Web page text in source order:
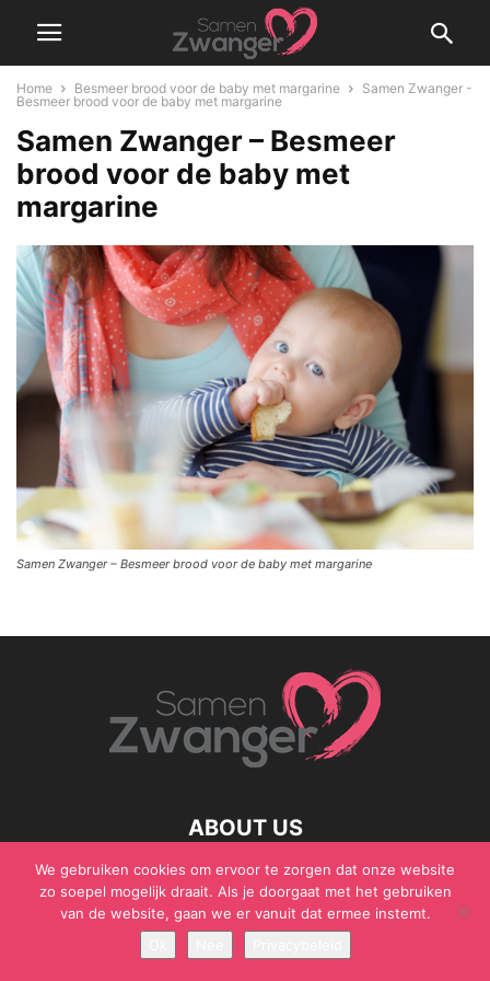
Home Besmeer brood voor de baby met margarine
Samen Zwanger -
Besmeer brood voor de baby met margarine
Samen Zwanger – Besmeer
brood voor de baby met
margarine
Samen Zwanger – Besmeer brood voor de baby met margarine
ABOUT US
© Samen Zwanger - Copyright - Gericht Media 2017 - 2021
We gebruiken cookies om ervoor te zorgen dat onze website
zo soepel mogelijk draait. Als je doorgaat met het gebruiken
van de website, gaan we er vanuit dat ermee instemt.